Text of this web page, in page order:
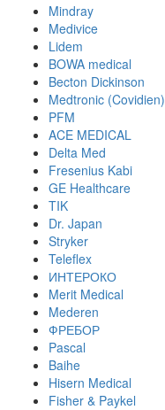
Mindray
Medivice
Lidem
BOWA medical
Becton Dickinson
Medtronic (Covidien)
PFM
ACE MEDICAL
Delta Med
Fresenius Kabi
GE Healthcare
TIK
Dr. Japan
Stryker
Teleflex
ИНТЕРОКО
Merit Medical
Mederen
ФРЕБОР
Pascal
Baihe
Hisern Medical
Fisher & Paykel